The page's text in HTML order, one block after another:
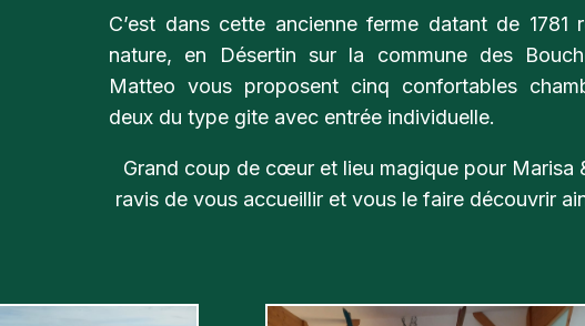
C’est dans cette ancienne ferme datant de 1781
nature, en Désertin sur la commune des
Matteo vous proposent cinq confortables
deux du type gite avec entrée individuelle.
Grand coup de cœur et lieu magique pour Marisa
ravis de vous accueillir et vous le faire découvrir